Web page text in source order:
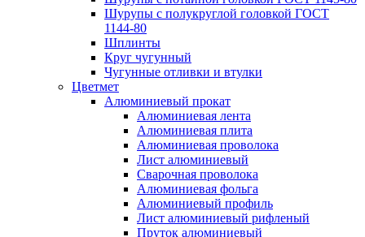
Шурупы с полукруглой головкой ГОСТ
1144-80
Шплинты
Круг чугунный
Чугунные отливки и втулки
Цветмет
Алюминиевый прокат
Алюминиевая лента
Алюминиевая плита
Алюминиевая проволока
Лист алюминиевый
Сварочная проволока
Алюминиевая фольга
Алюминиевый профиль
Лист алюминиевый рифленый
Пруток алюминиевый